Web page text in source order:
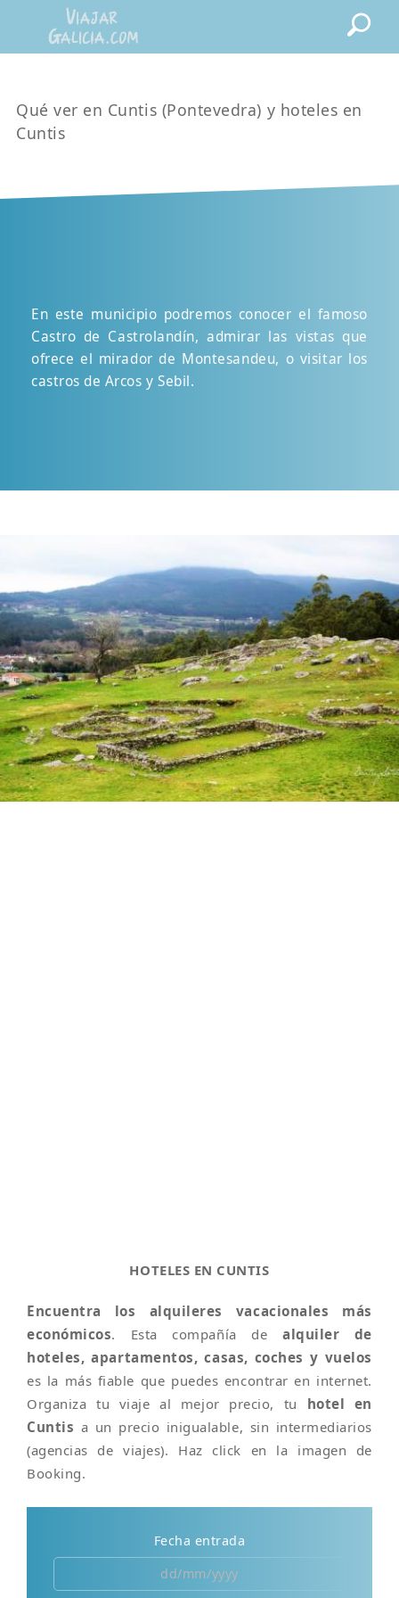
Qué ver en Cuntis (Pontevedra) y hoteles en
Cuntis
En este municipio podremos conocer el famoso
Castro de Castrolandín, admirar las vistas que
ofrece el mirador de Montesandeu, o visitar los
castros de Arcos y Sebil.
HOTELES EN CUNTIS
Encuentra los alquileres vacacionales más
económicos. Esta compañía de alquiler de
hoteles, apartamentos, casas, coches y vuelos
es la más fiable que puedes encontrar en internet.
Organiza tu viaje al mejor precio, tu hotel en
Cuntis a un precio inigualable, sin intermediarios
(agencias de viajes). Haz click en la imagen de
Booking.
Fecha entrada